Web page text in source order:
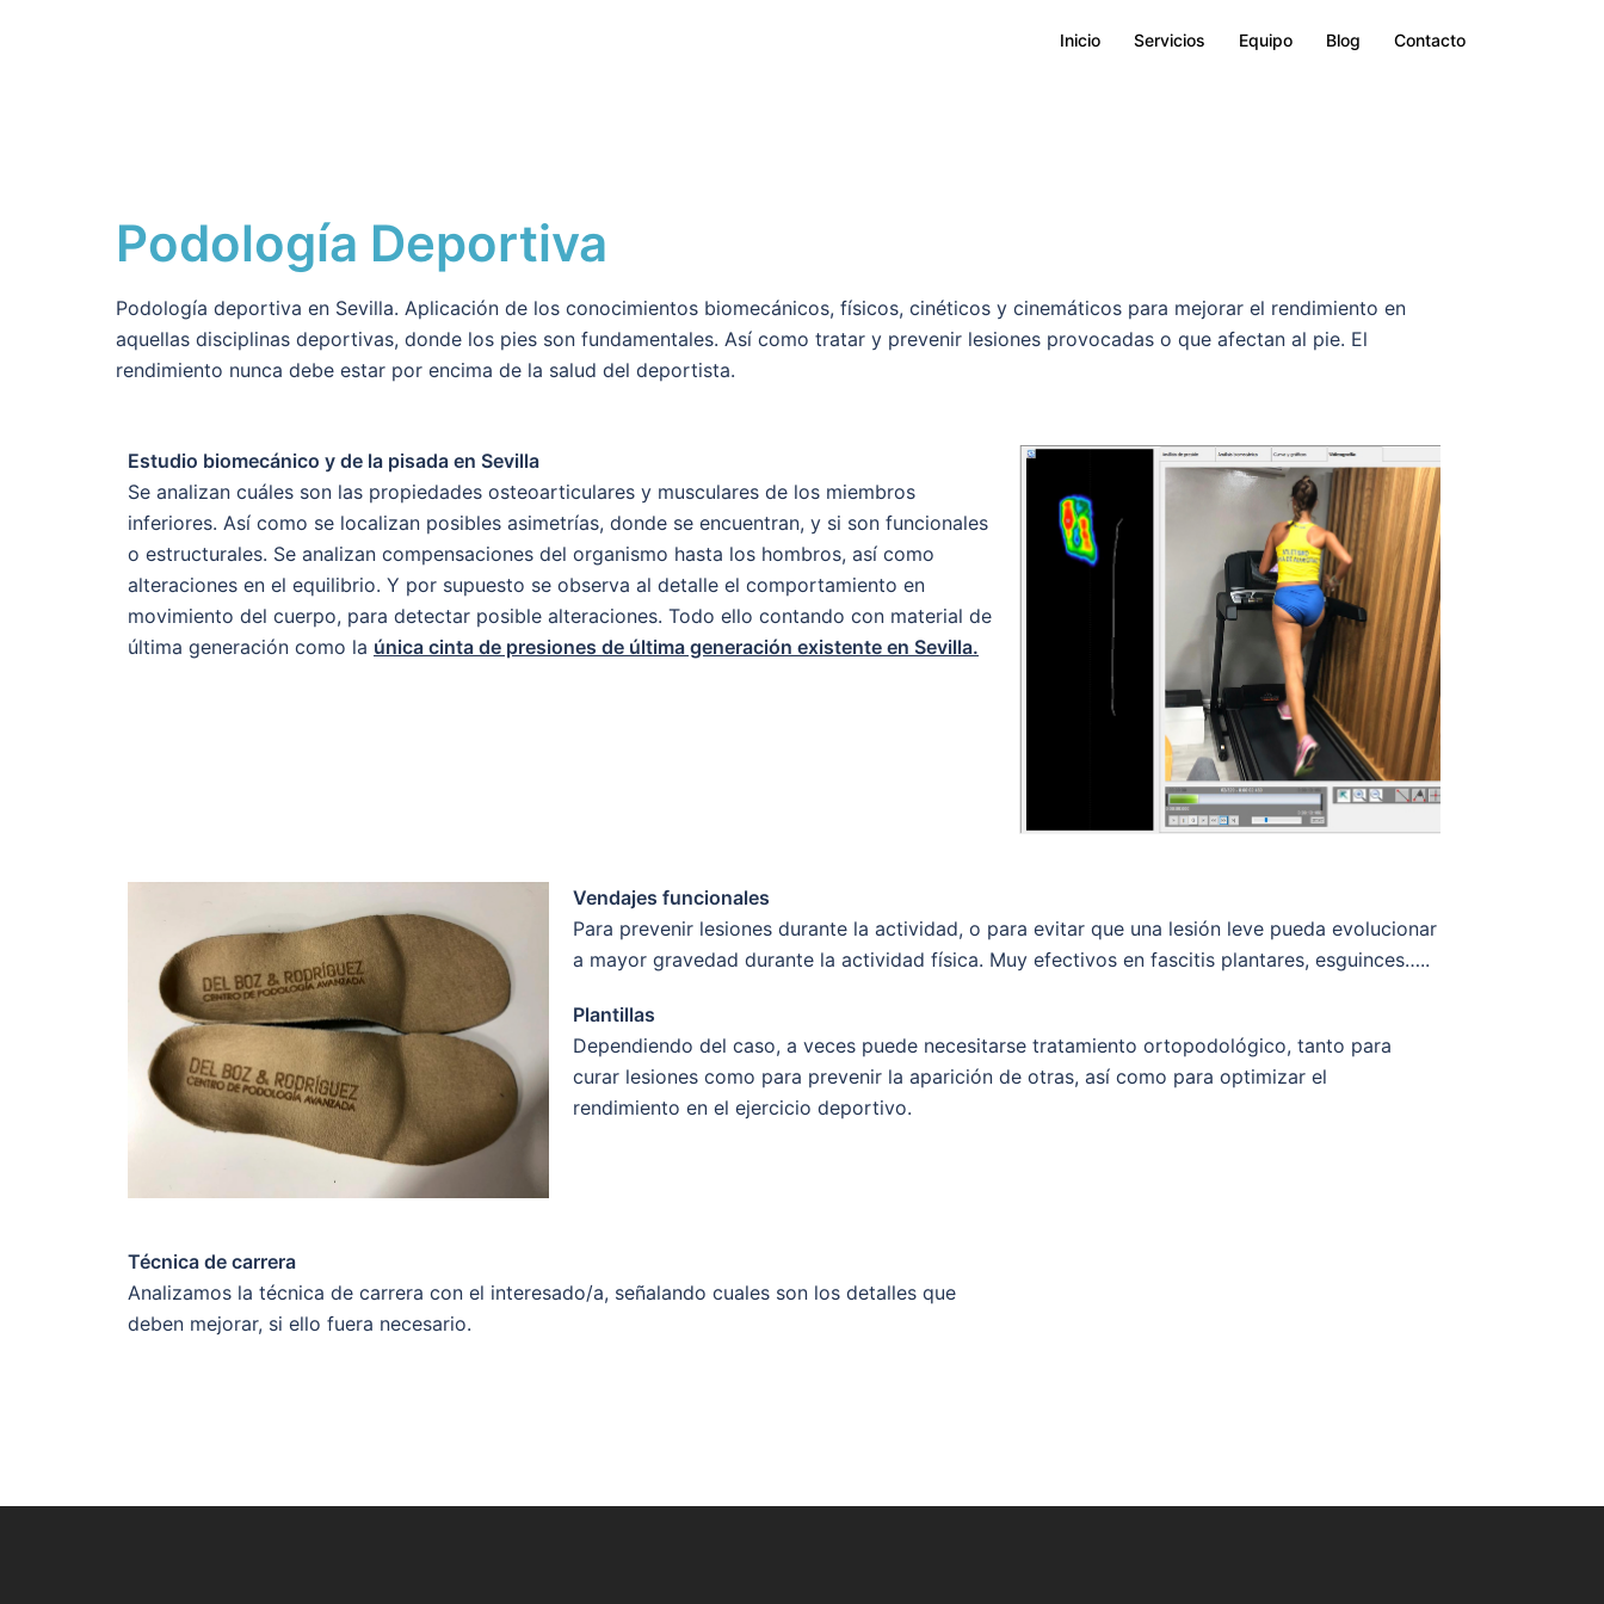
Inicio Servicios Equipo Blog Contacto
Podología Deportiva
Podología deportiva en Sevilla. Aplicación de los conocimientos biomecánicos, físicos, cinéticos y cinemáticos para mejorar el rendimiento en
aquellas disciplinas deportivas, donde los pies son fundamentales. Así como tratar y prevenir lesiones provocadas o que afectan al pie. El
rendimiento nunca debe estar por encima de la salud del deportista.
Estudio biomecánico y de la pisada en Sevilla
Se analizan cuáles son las propiedades osteoarticulares y musculares de los miembros
inferiores. Así como se localizan posibles asimetrías, donde se encuentran, y si son funcionales
o estructurales. Se analizan compensaciones del organismo hasta los hombros, así como
alteraciones en el equilibrio. Y por supuesto se observa al detalle el comportamiento en
movimiento del cuerpo, para detectar posible alteraciones. Todo ello contando con material de
última generación como la única cinta de presiones de última generación existente en Sevilla.
Vendajes funcionales
Para prevenir lesiones durante la actividad, o para evitar que una lesión leve pueda evolucionar
a mayor gravedad durante la actividad física. Muy efectivos en fascitis plantares, esguinces…..
Plantillas
Dependiendo del caso, a veces puede necesitarse tratamiento ortopodológico, tanto para
curar lesiones como para prevenir la aparición de otras, así como para optimizar el
rendimiento en el ejercicio deportivo.
Técnica de carrera
Analizamos la técnica de carrera con el interesado/a, señalando cuales son los detalles que
deben mejorar, si ello fuera necesario.